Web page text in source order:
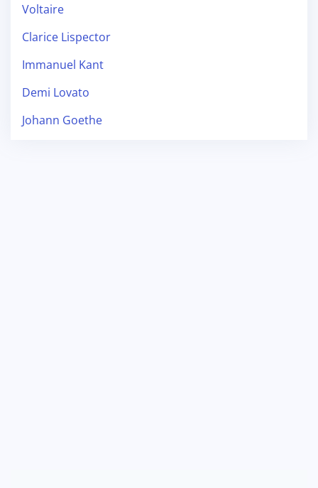
Voltaire
Clarice Lispector
Immanuel Kant
Demi Lovato
Johann Goethe